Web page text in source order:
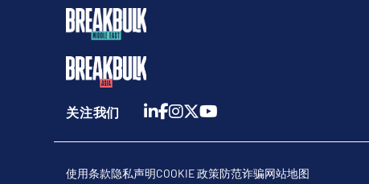
关注我们
使用条款隐私声明COOKIE 政策防范诈骗网站地图